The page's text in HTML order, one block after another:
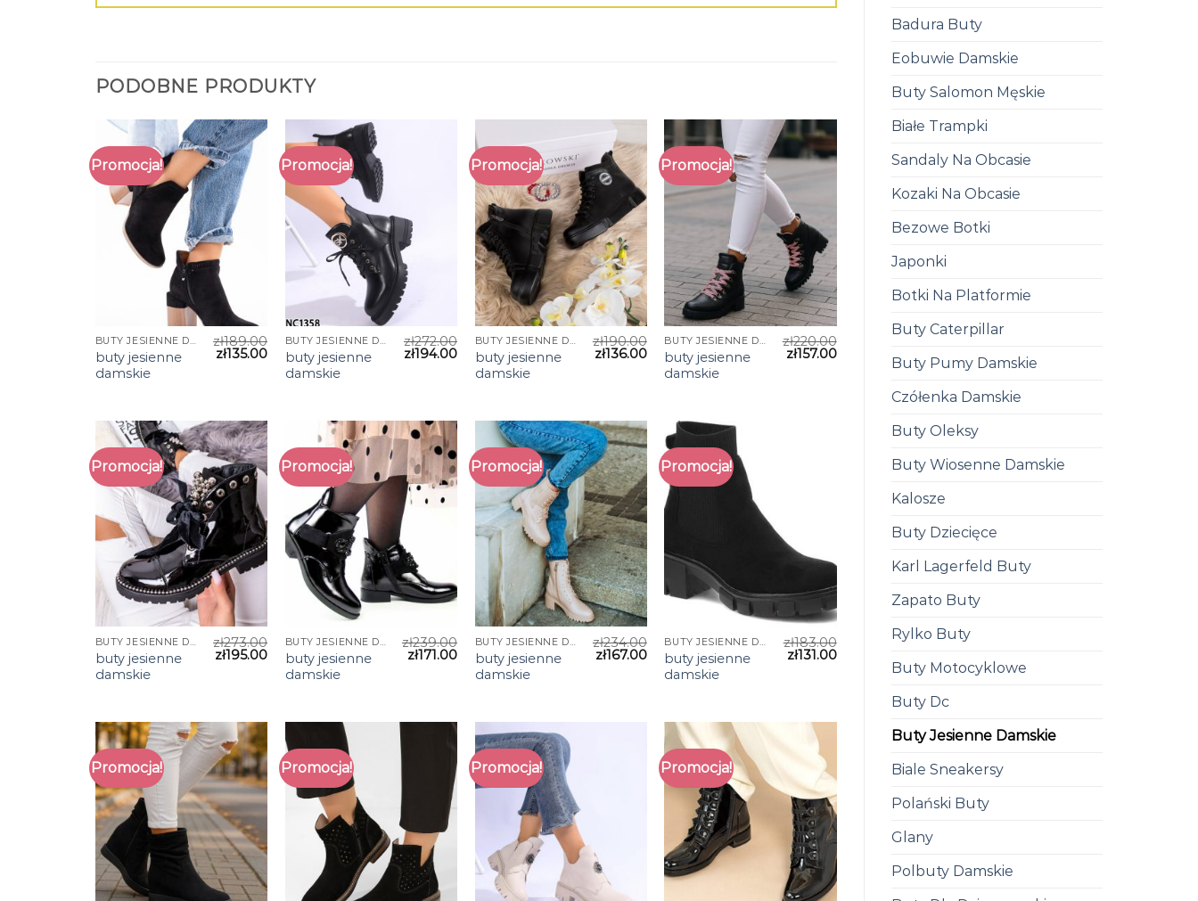
Badura Buty
Eobuwie Damskie
Buty Salomon Męskie
Białe Trampki
Sandaly Na Obcasie
Kozaki Na Obcasie
Bezowe Botki
Japonki
Botki Na Platformie
Buty Caterpillar
Buty Pumy Damskie
Czółenka Damskie
Buty Oleksy
Buty Wiosenne Damskie
Kalosze
Buty Dziecięce
Karl Lagerfeld Buty
Zapato Buty
Rylko Buty
Buty Motocyklowe
Buty Dc
Buty Jesienne Damskie
Biale Sneakersy
Polański Buty
Glany
Polbuty Damskie
PODOBNE PRODUKTY
Promocja!
BUTY JESIENNE DAMSKIE
buty jesienne
damskie
zł189.00
zł135.00
Promocja!
BUTY JESIENNE DAMSKIE
buty jesienne
damskie
zł272.00
zł194.00
Promocja!
BUTY JESIENNE DAMSKIE
buty jesienne
damskie
zł190.00
zł136.00
Promocja!
BUTY JESIENNE DAMSKIE
buty jesienne
damskie
zł220.00
zł157.00
Promocja!
BUTY JESIENNE DAMSKIE
buty jesienne
damskie
zł273.00
zł195.00
Promocja!
BUTY JESIENNE DAMSKIE
buty jesienne
damskie
zł239.00
zł171.00
Promocja!
BUTY JESIENNE DAMSKIE
buty jesienne
damskie
zł234.00
zł167.00
Promocja!
BUTY JESIENNE DAMSKIE
buty jesienne
damskie
zł183.00
zł131.00
Promocja! Promocja! Promocja! Promocja!